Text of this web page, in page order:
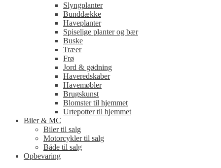
Slyngplanter
Bunddække
Haveplanter
Spiselige planter og bær
Buske
Træer
Frø
Jord & gødning
Haveredskaber
Havemøbler
Brugskunst
Blomster til hjemmet
Urtepotter til hjemmet
Biler & MC
Biler til salg
Motorcykler til salg
Både til salg
Opbevaring